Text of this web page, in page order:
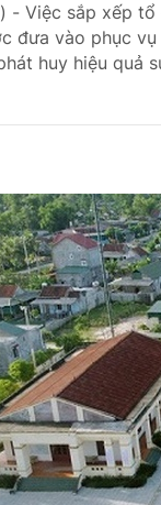
- Việc sắp xếp
đưa vào phục
huy hiệu quả